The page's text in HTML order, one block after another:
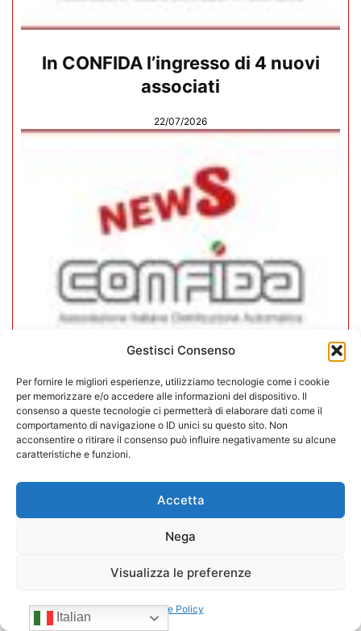
Gestisci Consenso
Per fornire le migliori esperienze, utilizziamo tecnologie come i cookie
per memorizzare e/o accedere alle informazioni del dispositivo. Il
consenso a queste tecnologie ci permetterà di elaborare dati come il
comportamento di navigazione o ID unici su questo sito. Non
acconsentire o ritirare il consenso può influire negativamente su alcune
caratteristiche e funzioni.
Accetta
Nega
Visualizza le preferenze
Cookie Policy
In CONFIDA l’ingresso di 4 nuovi
associati
22/07/2026
CONFIDA Servizi srl presenta il
nuovo Consiglio di Amministrazione
17/07/2026
Italian